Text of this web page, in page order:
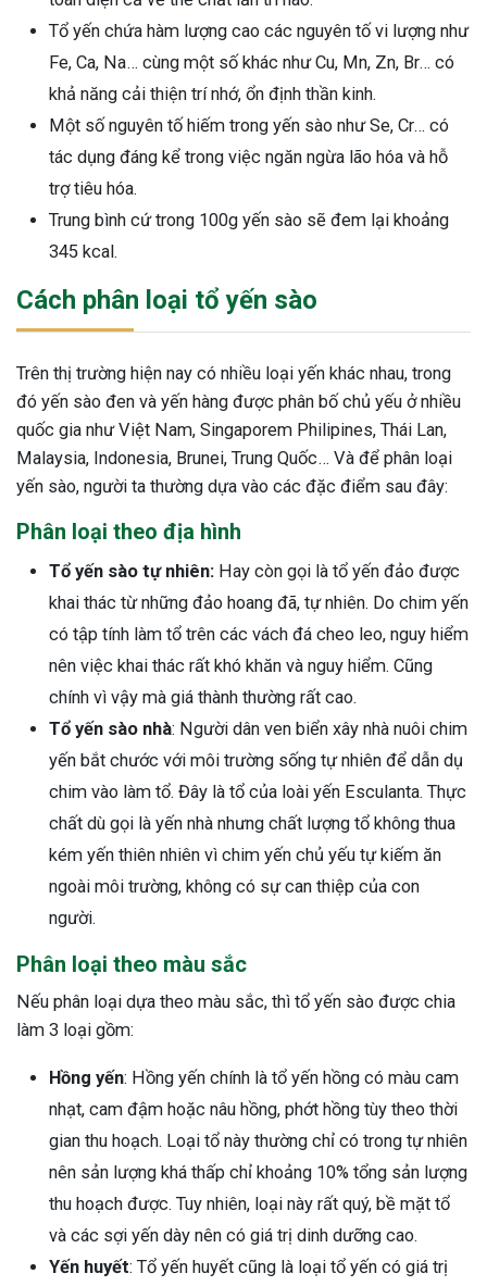
Tổ yến chứa hàm lượng cao các nguyên tố vi lượng như
Fe, Ca, Na… cùng một số khác như Cu, Mn, Zn, Br… có
khả năng cải thiện trí nhớ, ổn định thần kinh.
Một số nguyên tố hiếm trong yến sào như Se, Cr… có
tác dụng đáng kể trong việc ngăn ngừa lão hóa và hỗ
trợ tiêu hóa.
Trung bình cứ trong 100g yến sào sẽ đem lại khoảng
345 kcal.
Cách phân loại tổ yến sào
Trên thị trường hiện nay có nhiều loại yến khác nhau, trong
đó yến sào đen và yến hàng được phân bố chủ yếu ở nhiều
quốc gia như Việt Nam, Singaporem Philipines, Thái Lan,
Malaysia, Indonesia, Brunei, Trung Quốc… Và để phân loại
yến sào, người ta thường dựa vào các đặc điểm sau đây:
Phân loại theo địa hình
Tổ yến sào tự nhiên: Hay còn gọi là tổ yến đảo được
khai thác từ những đảo hoang đã, tự nhiên. Do chim yến
có tập tính làm tổ trên các vách đá cheo leo, nguy hiểm
nên việc khai thác rất khó khăn và nguy hiểm. Cũng
chính vì vậy mà giá thành thường rất cao.
Tổ yến sào nhà: Người dân ven biển xây nhà nuôi chim
yến bắt chước với môi trường sống tự nhiên để dẫn dụ
chim vào làm tổ. Đây là tổ của loài yến Esculanta. Thực
chất dù gọi là yến nhà nhưng chất lượng tổ không thua
kém yến thiên nhiên vì chim yến chủ yếu tự kiếm ăn
ngoài môi trường, không có sự can thiệp của con
người.
Phân loại theo màu sắc
Nếu phân loại dựa theo màu sắc, thì tổ yến sào được chia
làm 3 loại gồm:
Hồng yến: Hồng yến chính là tổ yến hồng có màu cam
nhạt, cam đậm hoặc nâu hồng, phớt hồng tùy theo thời
gian thu hoạch. Loại tổ này thường chỉ có trong tự nhiên
nên sản lượng khá thấp chỉ khoảng 10% tổng sản lượng
thu hoạch được. Tuy nhiên, loại này rất quý, bề mặt tổ
và các sợi yến dày nên có giá trị dinh dưỡng cao.
Yến huyết: Tổ yến huyết cũng là loại tổ yến có giá trị